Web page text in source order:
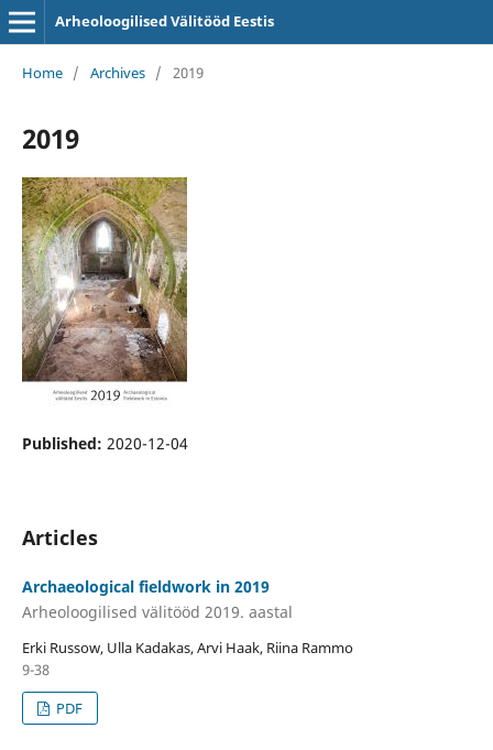
Arheoloogilised Välitööd Eestis
Home / Archives / 2019
2019
Published: 2020-12-04
Articles
Archaeological fieldwork in 2019
Arheoloogilised välitööd 2019. aastal
Erki Russow, Ulla Kadakas, Arvi Haak, Riina Rammo
9-38
PDF